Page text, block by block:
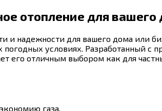
отопление для
и надежности для вашего дома или
условиях. Разработанный с
его отличным выбором как для
газа.